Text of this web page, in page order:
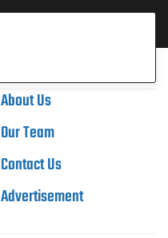
About Us
Our Team
Contact Us
Advertisement